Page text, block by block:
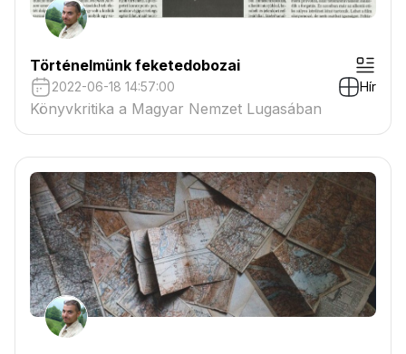
Történelmünk feketedobozai
2022-06-18 14:57:00 Hír
Könyvkritika a Magyar Nemzet Lugasában